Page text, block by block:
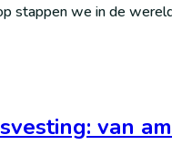
stappen we in de
van